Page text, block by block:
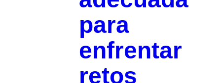
para
enfrentar
retos